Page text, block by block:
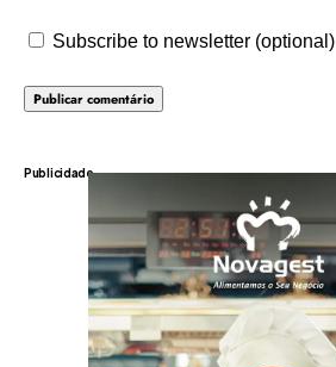
Publicidade
Subscribe to newsletter (optional)